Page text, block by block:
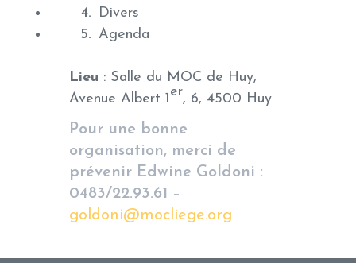
Divers
Agenda
Lieu : Salle du MOC de Huy,
Avenue Albert 1er, 6, 4500 Huy
Pour une bonne
organisation, merci de
prévenir Edwine Goldoni :
0483/22.93.61 –
goldoni@mocliege.org